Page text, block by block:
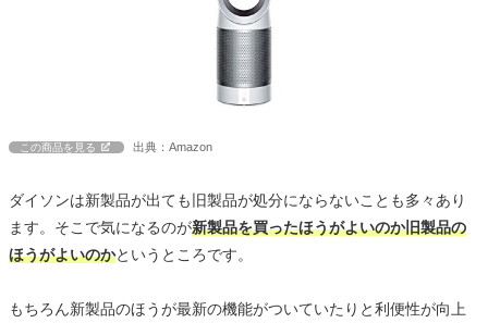
この商品を見る 出典：Amazon
ダイソンは新製品が出ても旧製品が処分にならないことも多々あり
ます。そこで気になるのが新製品を買ったほうがよいのか旧製品の
ほうがよいのかというところです。
もちろん新製品のほうが最新の機能がついていたりと利便性が向上